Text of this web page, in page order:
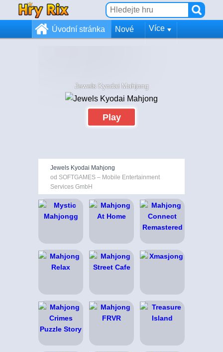
Úvodní stránka Nové Více
Jewels Kyodai Mahjong
Play
Jewels Kyodai Mahjong
od SOFTGAMES – Mobile Entertainment
Services GmbH